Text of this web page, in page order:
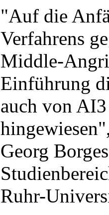
"Auf die
Verfahrens
Middle-
Einführung
auch von
Georg
Ruhr-